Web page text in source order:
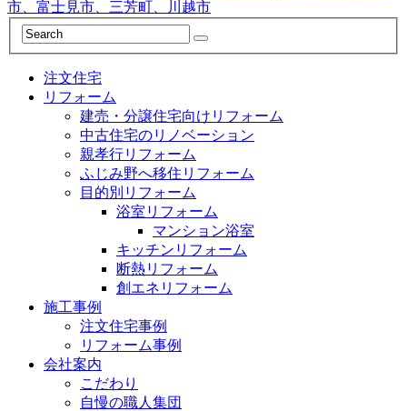
注文住宅
リフォーム
建売・分譲住宅向けリフォーム
中古住宅のリノベーション
親孝行リフォーム
ふじみ野へ移住リフォーム
目的別リフォーム
浴室リフォーム
マンション浴室
キッチンリフォーム
断熱リフォーム
創エネリフォーム
施工事例
注文住宅事例
リフォーム事例
会社案内
こだわり
自慢の職人集団